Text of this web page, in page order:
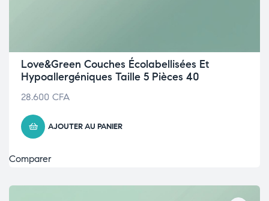
Love&Green Couches Écolabellisées Et
Hypoallergéniques Taille 5 Pièces 40
28.600 CFA
AJOUTER AU PANIER
Comparer